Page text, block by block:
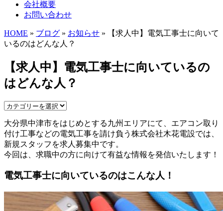
会社概要
お問い合わせ
HOME » ブログ » お知らせ » 【求人中】電気工事士に向いて
いるのはどんな人？
【求人中】電気工事士に向いているの
はどんな人？
大分県中津市をはじめとする九州エリアにて、エアコン取り
付け工事などの電気工事を請け負う株式会社木花電設では、
新規スタッフを求人募集中です。
今回は、求職中の方に向けて有益な情報を発信いたします！
電気工事士に向いているのはこんな人！